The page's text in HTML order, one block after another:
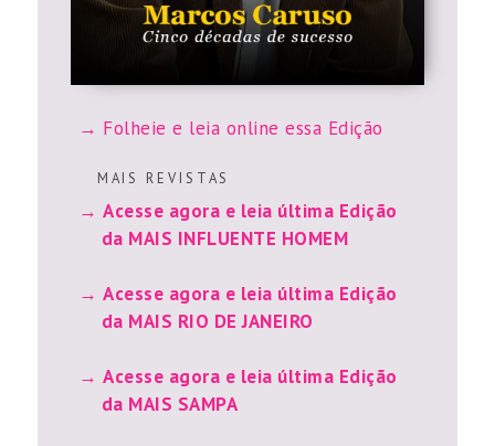
Folheie e leia online essa Edição
M A I S R E V I S T A S
Acesse agora e leia última Edição
da MAIS INFLUENTE HOMEM
Acesse agora e leia última Edição
da MAIS RIO DE JANEIRO
Acesse agora e leia última Edição
da MAIS SAMPA